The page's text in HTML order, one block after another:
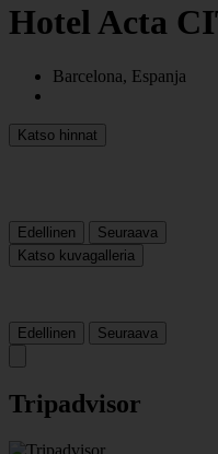
Hotel Acta
Barcelona, Espanja
Katso hinnat
Edellinen
Seuraava
Katso kuvagalleria
Edellinen Seuraava
Tripadvisor